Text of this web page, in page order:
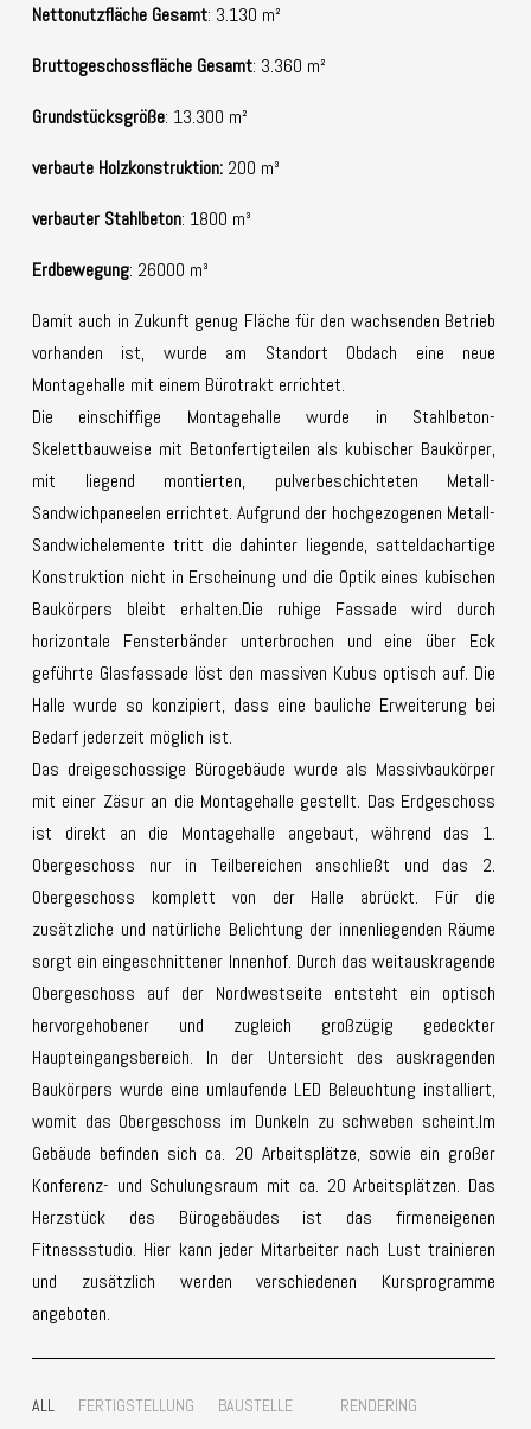
Nettonutzfläche Gesamt: 3.130 m²
Bruttogeschossfläche Gesamt: 3.360 m²
Grundstücksgröße: 13.300 m²
verbaute Holzkonstruktion: 200 m³
verbauter Stahlbeton: 1800 m³
Erdbewegung: 26000 m³
Damit auch in Zukunft genug Fläche für den wachsenden Betrieb
vorhanden ist, wurde am Standort Obdach eine neue
Montagehalle mit einem Bürotrakt errichtet.
Die einschiffige Montagehalle wurde in Stahlbeton-
Skelettbauweise mit Betonfertigteilen als kubischer Baukörper,
mit liegend montierten, pulverbeschichteten Metall-
Sandwichpaneelen errichtet. Aufgrund der hochgezogenen Metall-
Sandwichelemente tritt die dahinter liegende, satteldachartige
Konstruktion nicht in Erscheinung und die Optik eines kubischen
Baukörpers bleibt erhalten.Die ruhige Fassade wird durch
horizontale Fensterbänder unterbrochen und eine über Eck
geführte Glasfassade löst den massiven Kubus optisch auf. Die
Halle wurde so konzipiert, dass eine bauliche Erweiterung bei
Bedarf jederzeit möglich ist.
Das dreigeschossige Bürogebäude wurde als Massivbaukörper
mit einer Zäsur an die Montagehalle gestellt. Das Erdgeschoss
ist direkt an die Montagehalle angebaut, während das 1.
Obergeschoss nur in Teilbereichen anschließt und das 2.
Obergeschoss komplett von der Halle abrückt. Für die
zusätzliche und natürliche Belichtung der innenliegenden Räume
sorgt ein eingeschnittener Innenhof. Durch das weitauskragende
Obergeschoss auf der Nordwestseite entsteht ein optisch
hervorgehobener und zugleich großzügig gedeckter
Haupteingangsbereich. In der Untersicht des auskragenden
Baukörpers wurde eine umlaufende LED Beleuchtung installiert,
womit das Obergeschoss im Dunkeln zu schweben scheint.Im
Gebäude befinden sich ca. 20 Arbeitsplätze, sowie ein großer
Konferenz- und Schulungsraum mit ca. 20 Arbeitsplätzen. Das
Herzstück des Bürogebäudes ist das firmeneigenen
Fitnessstudio. Hier kann jeder Mitarbeiter nach Lust trainieren
und zusätzlich werden verschiedenen Kursprogramme
angeboten.
ALL FERTIGSTELLUNG BAUSTELLE RENDERING